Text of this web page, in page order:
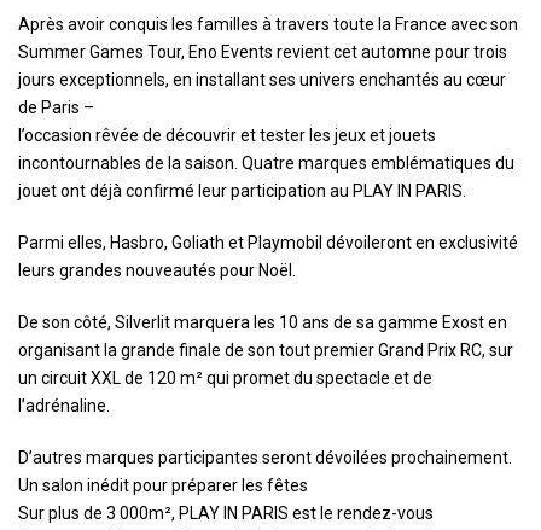
Après avoir conquis les familles à travers toute la France avec son
Summer Games Tour, Eno Events revient cet automne pour trois
jours exceptionnels, en installant ses univers enchantés au cœur
de Paris –
l’occasion rêvée de découvrir et tester les jeux et jouets
incontournables de la saison. Quatre marques emblématiques du
jouet ont déjà confirmé leur participation au PLAY IN PARIS.
Parmi elles, Hasbro, Goliath et Playmobil dévoileront en exclusivité
leurs grandes nouveautés pour Noël.
De son côté, Silverlit marquera les 10 ans de sa gamme Exost en
organisant la grande finale de son tout premier Grand Prix RC, sur
un circuit XXL de 120 m² qui promet du spectacle et de
l’adrénaline.
D’autres marques participantes seront dévoilées prochainement.
Un salon inédit pour préparer les fêtes
Sur plus de 3 000m², PLAY IN PARIS est le rendez-vous